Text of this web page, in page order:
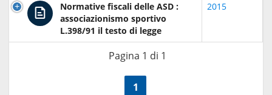
Normative fiscali delle ASD :
associazionismo sportivo
L.398/91 il testo di legge
2015
Pagina 1 di 1
1